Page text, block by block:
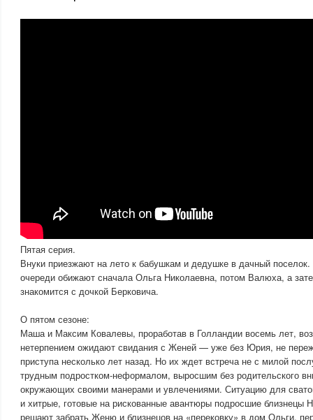
Пятая серия.
Внуки приезжают на лето к бабушкам и дедушке в дачный
очереди обижают сначала Ольга Николаевна, потом Валюха, а
знакомится с дочкой Берковича.
О пятом сезоне:
Маша и Максим Ковалевы, проработав в Голландии восемь лет,
нетерпением ожидают свидания с Женей — уже без Юрия, не
приступа несколько лет назад. Но их ждет встреча не с милой
трудным подростком-неформалом, выросшим без родительского
окружающих своими манерами и увлечениями. Ситуацию для
и хитрые, готовые на рискованные авантюры подросшие близнецы
решают забрать Женю и близнецов на «перековку» в дом Ольги,